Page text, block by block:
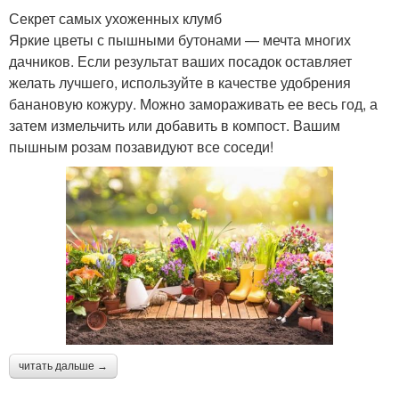
Секрет самых ухоженных клумб
Яркие цветы с пышными бутонами — мечта многих
дачников. Если результат ваших посадок оставляет
желать лучшего, используйте в качестве удобрения
банановую кожуру. Можно замораживать ее весь год, а
затем измельчить или добавить в компост. Вашим
пышным розам позавидуют все соседи!
читать дальше →